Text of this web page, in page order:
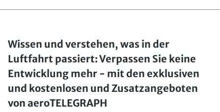
Wissen und verstehen, was in der
Luftfahrt passiert: Verpassen Sie keine
Entwicklung mehr - mit den exklusiven
und kostenlosen und Zusatzangeboten
von aeroTELEGRAPH